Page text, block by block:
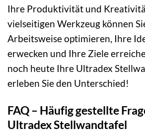
Ihre Produktivität und
vielseitigen Werkzeug können
Arbeitsweise optimieren, Ihre
erwecken und Ihre Ziele
noch heute Ihre Ultradex
erleben Sie den Unterschied!
FAQ – Häufig gestellte
Ultradex Stellwandtafel